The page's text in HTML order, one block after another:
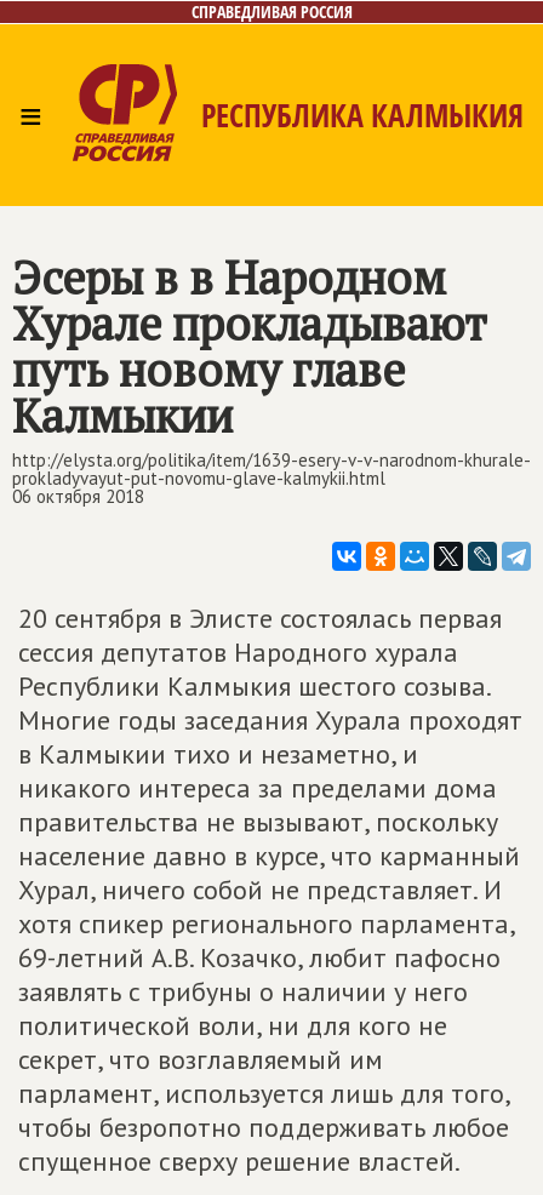
СПРАВЕДЛИВАЯ РОССИЯ
≡ РЕСПУБЛИКА КАЛМЫКИЯ
Эсеры в в Народном
Хурале прокладывают
путь новому главе
Калмыкии
http://elysta.org/politika/item/1639-esery-v-v-narodnom-khurale-
prokladyvayut-put-novomu-glave-kalmykii.html
06 октября 2018
20 сентября в Элисте состоялась первая
сессия депутатов Народного хурала
Республики Калмыкия шестого созыва.
Многие годы заседания Хурала проходят
в Калмыкии тихо и незаметно, и
никакого интереса за пределами дома
правительства не вызывают, поскольку
население давно в курсе, что карманный
Хурал, ничего собой не представляет. И
хотя спикер регионального парламента,
69-летний А.В. Козачко, любит пафосно
заявлять с трибуны о наличии у него
политической воли, ни для кого не
секрет, что возглавляемый им
парламент, используется лишь для того,
чтобы безропотно поддерживать любое
спущенное сверху решение властей.